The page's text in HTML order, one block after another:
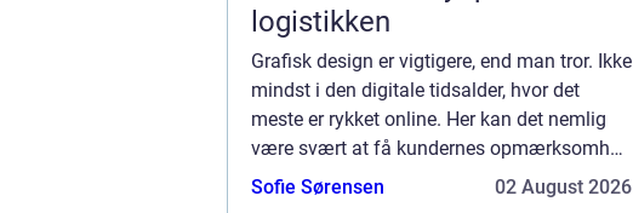
logistikken
Grafisk design er vigtigere, end man tror. Ikke
mindst i den digitale tidsalder, hvor det
meste er rykket online. Her kan det nemlig
være svært at få kundernes opmærksomhed
– og fastholde den. Der er efterhånden s&...
Sofie Sørensen 02 August 2026